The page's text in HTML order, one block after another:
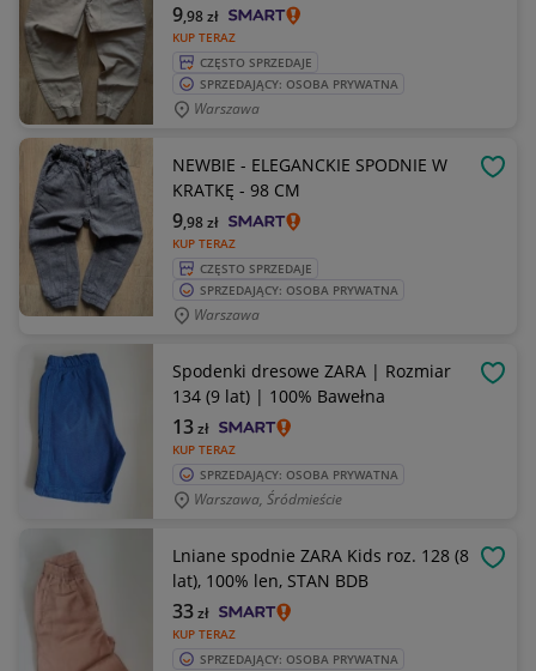
KUP TERAZ
9,98zł
CZĘSTO SPRZEDAJE
SPRZEDAJĄCY: OSOBA PRYWATNA
Warszawa
NEWBIE - ELEGANCKIE SPODNIE W
KRATKĘ - 98 CM
KUP TERAZ
9,98zł
CZĘSTO SPRZEDAJE
SPRZEDAJĄCY: OSOBA PRYWATNA
Warszawa
Spodenki dresowe ZARA | Rozmiar
134 (9 lat) | 100% Bawełna
KUP TERAZ
13zł
SPRZEDAJĄCY: OSOBA PRYWATNA
Warszawa, Śródmieście
Lniane spodnie ZARA Kids roz. 128 (8
lat), 100% len, STAN BDB
KUP TERAZ
33zł
SPRZEDAJĄCY: OSOBA PRYWATNA